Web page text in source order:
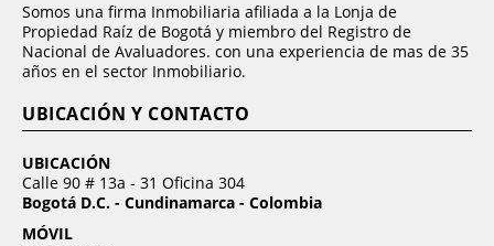
Somos una firma Inmobiliaria afiliada a la Lonja de
Propiedad Raíz de Bogotá y miembro del Registro de
Nacional de Avaluadores. con una experiencia de mas de 35
años en el sector Inmobiliario.
UBICACIÓN Y CONTACTO
UBICACIÓN
Calle 90 # 13a - 31 Oficina 304
Bogotá D.C. - Cundinamarca - Colombia
MÓVIL